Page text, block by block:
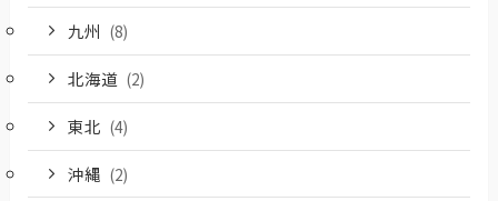
九州 (8)
北海道 (2)
東北 (4)
沖縄 (2)